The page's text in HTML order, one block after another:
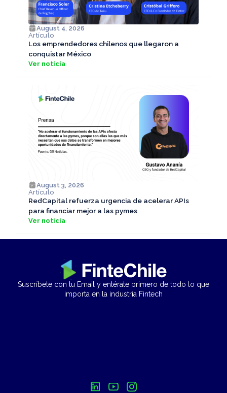
August 4, 2026
Artículo
Los emprendedores chilenos que llegaron a
conquistar México
Ver noticia
August 3, 2026
Artículo
RedCapital refuerza urgencia de acelerar APIs
para financiar mejor a las pymes
Ver noticia
Suscríbete con tu Email y entérate primero de todo lo que
importa en la industria Fintech